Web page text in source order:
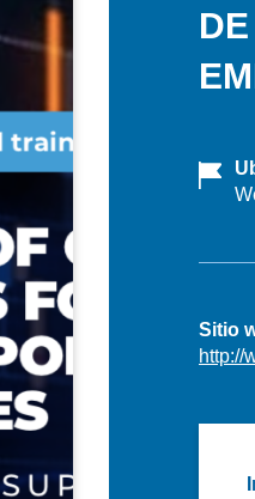
Sitio
http://